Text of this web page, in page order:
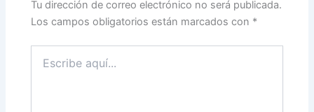
Tu dirección de correo electrónico no será publicada.
Los campos obligatorios están marcados con *
aquí...